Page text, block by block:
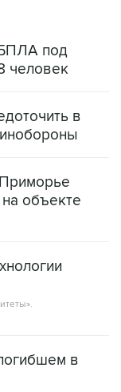
БПЛА под
человек
в
объекте
в